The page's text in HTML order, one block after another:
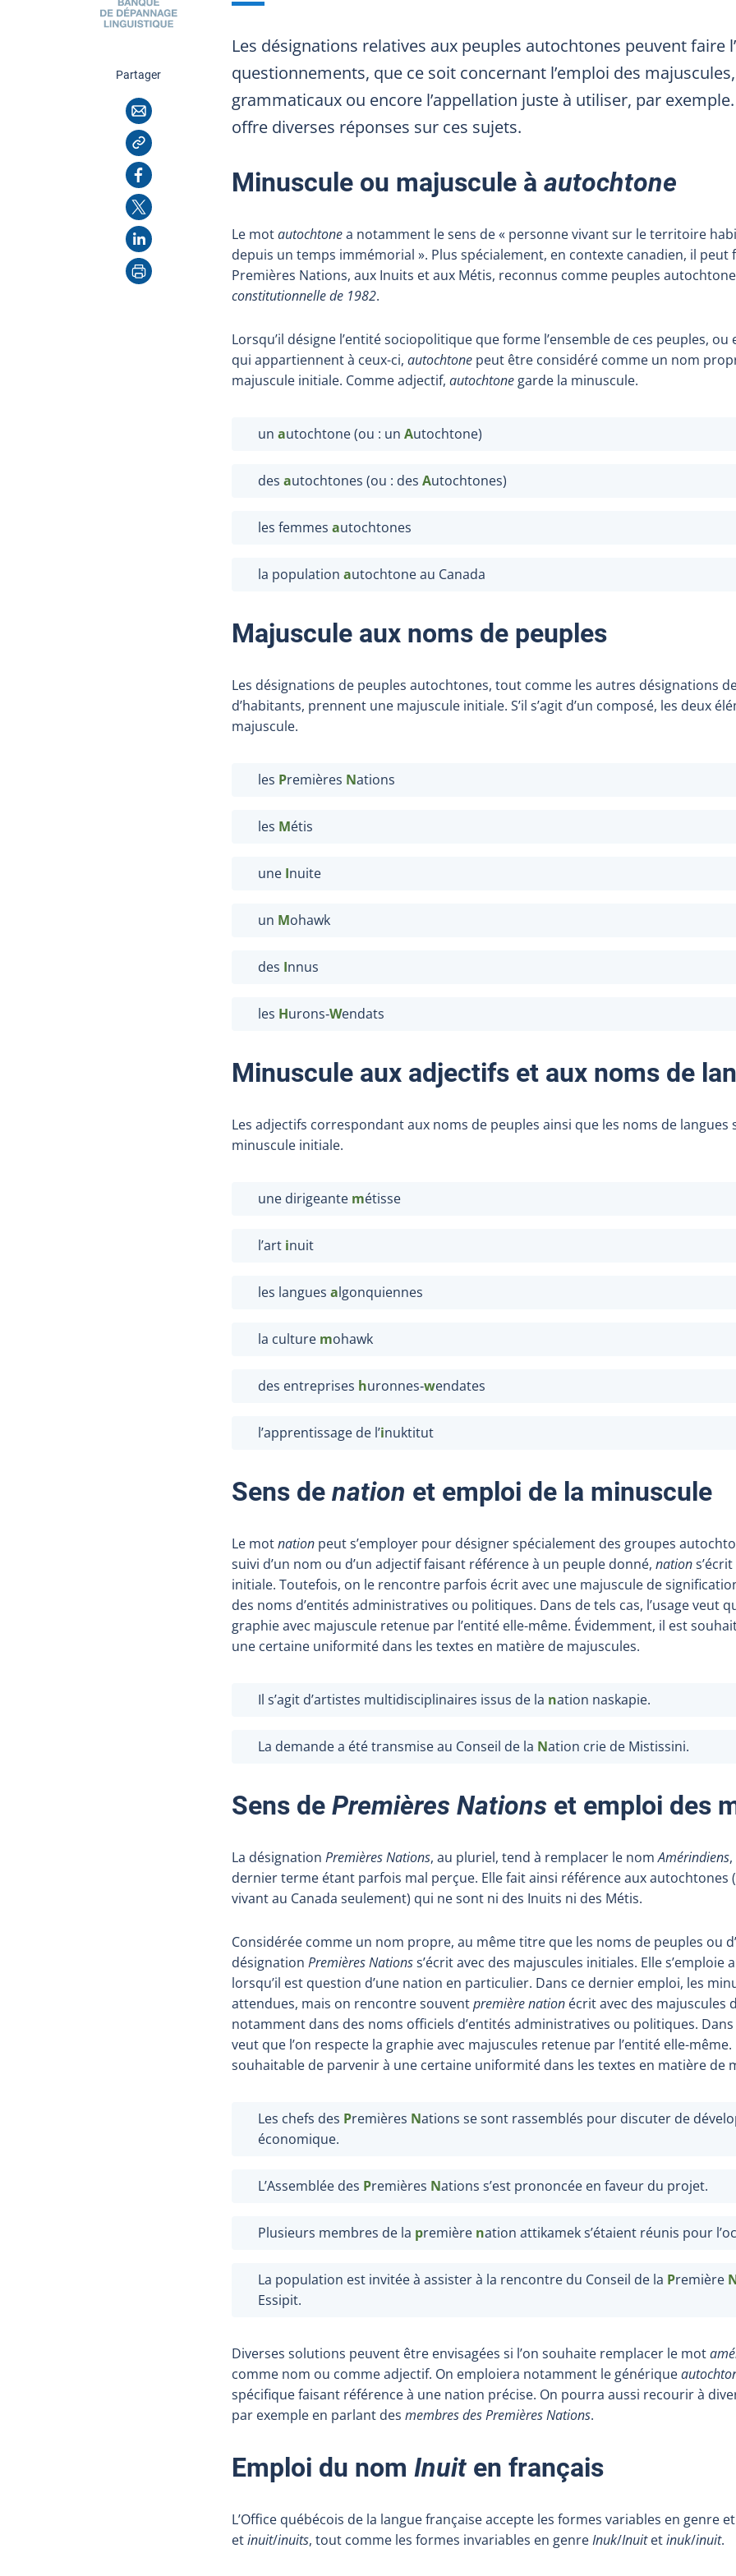
Partagercette page
Courriel
Copier l'adresse
Facebook
X
LinkedIn
Imprimer
Les désignations relatives aux peuples autochtones peuvent faire
questionnements, que ce soit concernant l’emploi des
grammaticaux ou encore l’appellation juste à utiliser, par
offre diverses réponses sur ces sujets.
Minuscule ou majuscule à autochtone
Le motautochtonea notamment le sens de « personne vivant sur le territoire
depuis un temps immémorial ». Plus spécialement, en contexte canadien, il peut
Premières Nations, aux Inuits et aux Métis, reconnus comme peuples
constitutionnelle de 1982.
Lorsqu’il désigne l’entité sociopolitique que forme l’ensemble de ces peuples,
qui appartiennent à ceux-ci, autochtone peut être considéré comme un nom
majuscule initiale. Comme adjectif, autochtone garde la minuscule.
un autochtone (ou : un Autochtone)
des autochtones (ou : des Autochtones)
les femmes autochtones
la population autochtone au Canada
Majuscule aux noms de peuples
Les désignations de peuples autochtones, tout comme les autres désignations
d’habitants, prennent une majuscule initiale. S’il s’agit d’un composé, les deux
majuscule.
les Premières Nations
les Métis
une Inuite
un Mohawk
des Innus
les Hurons‑Wendats
Minuscule aux adjectifs et aux noms de
Les adjectifs correspondant aux noms de peuples ainsi que les noms de langues
minuscule initiale.
une dirigeante métisse
l’art inuit
les langues algonquiennes
la culture mohawk
des entreprises huronnes‑wendates
l’apprentissage de l’inuktitut
Sens de nation et emploi de la minuscule
Le motnation peut s’employer pour désigner spécialement des groupes
suivi d’un nom ou d’un adjectif faisant référence à un peuple donné, nation
initiale. Toutefois, on le rencontre parfois écrit avec une majuscule de
des noms d’entités administratives ou politiques. Dans de tels cas, l’usage veut
graphie avec majuscule retenue par l’entité elle-même. Évidemment, il est
une certaine uniformité dans les textes en matière de majuscules.
Il s’agit d’artistes multidisciplinaires issus de la nation naskapie.
La demande a été transmise au Conseil de la Nation crie de Mistissini.
Sens de Premières Nations et emploi des
La désignation Premières Nations, au pluriel, tend à remplacer le nomAmérindiens
dernier terme étant parfois mal perçue. Elle fait ainsi référence aux autochtones
vivant au Canada seulement) qui ne sont ni des Inuits ni des Métis.
Considérée comme un nom propre, au même titre que les noms de peuples ou
désignation Premières Nationss’écrit avec des majuscules initiales. Elle s’emploie
lorsqu’il est question d’une nation en particulier. Dans ce dernier emploi, les
attendues, mais on rencontre souventpremière nation écrit avec des majuscules
notamment dans des noms officiels d’entités administratives ou politiques. Dans
veut que l’on respecte la graphie avec majuscules retenue par l’entité elle-même.
souhaitable de parvenir à une certaine uniformité dans les textes en matière de
Les chefs des Premières Nations se sont rassemblés pour discuter de
économique.
L’Assemblée des Premières Nations s’est prononcée en faveur du projet.
Plusieurs membres de la première nation attikamek s’étaient réunis pour
La population est invitée à assister à la rencontre du Conseil de la Première
Essipit.
Diverses solutions peuvent être envisagées si l’on souhaite remplacer le mot
comme nom ou comme adjectif. On emploiera notamment le générique
spécifique faisant référence à une nation précise. On pourra aussi recourir à
par exemple en parlant des membres des Premières Nations.
Emploi du nom Inuit en français
L’Office québécois de la langue française accepte les formes variables en genre
etinuit/inuits, tout comme les formes invariables en genreInuk/Inuitetinuk/inuit.